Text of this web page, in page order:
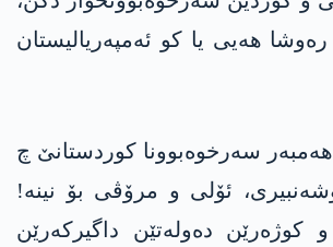
هەیی یا کو ئەمپەریالیستان
ھەمبەر سەرخوەبوونا کوردستانێ چ
ئۆلی و مرۆڤی بۆ نینە!
دەولەتێن داگیرکەرێن